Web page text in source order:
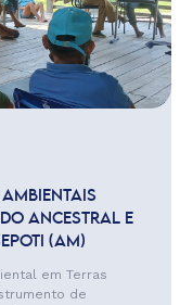
AMBIENTAIS
ANCESTRAL E
(AM)
em Terras
de